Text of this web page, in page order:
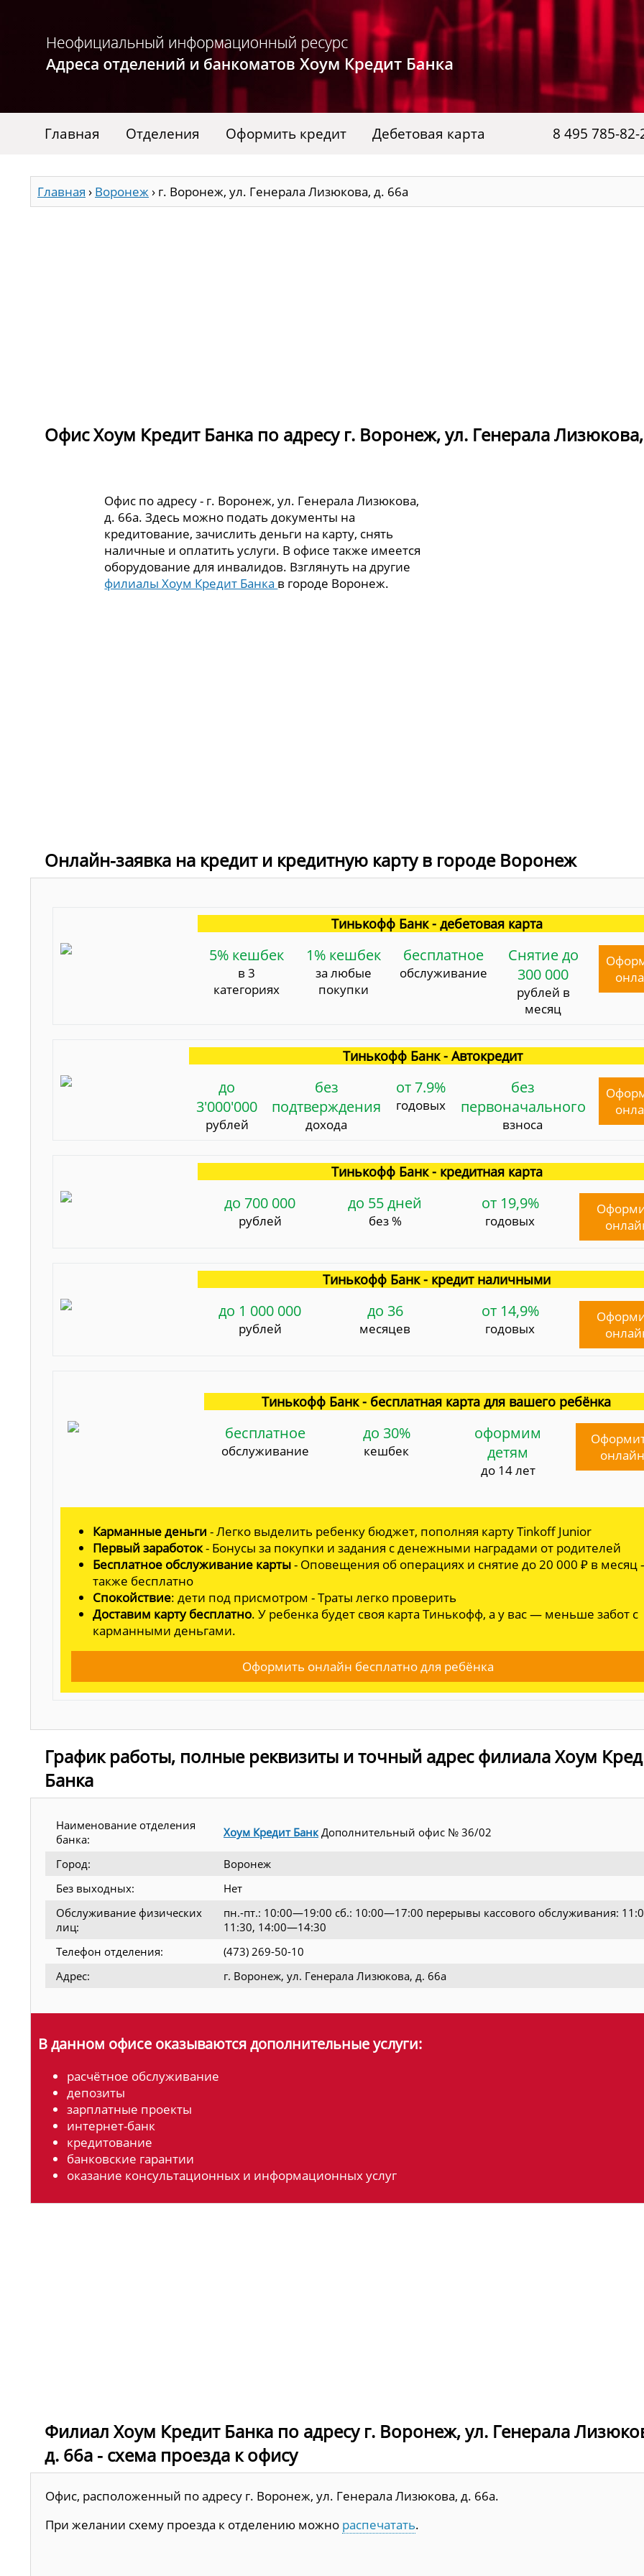
Главная Отделения Оформить кредит Дебетовая карта 8 495 785-82-
Главная › Воронеж› г. Воронеж, ул. Генерала Лизюкова, д. 66а
Офис Хоум Кредит Банка по адресу г. Воронеж, ул. Генерала
Офис по адресу - г. Воронеж, ул. Генерала Лизюкова,
д. 66а. Здесь можно подать документы на
кредитование, зачислить деньги на карту, снять
наличные и оплатить услуги. В офисе также имеется
оборудование для инвалидов. Взглянуть на другие
филиалы Хоум Кредит Банка в городе Воронеж.
Онлайн-заявка на кредит и кредитную карту в городе Воронеж
Тинькофф Банк - дебетовая карта
5% кешбек
в 3
категориях
1% кешбек
за любые
покупки
бесплатное
обслуживание
Снятие до
300 000
рублей в
месяц
Тинькофф Банк - Автокредит
до
3'000'000
рублей
без
подтверждения
дохода
от 7.9%
годовых
без
первоначального
взноса
Тинькофф Банк - кредитная карта
до 700 000
рублей
до 55 дней
без %
от 19,9%
годовых
Тинькофф Банк - кредит наличными
до 1 000 000
рублей
до 36
месяцев
от 14,9%
годовых
Тинькофф Банк - бесплатная карта для вашего ребёнка
бесплатное
обслуживание
до 30%
кешбек
оформим
детям
до 14 лет
онлайн
Карманные деньги - Легко выделить ребенку бюджет, пополняя карту Tinkoff Junior
Первый заработок- Бонусы за покупки и задания с денежными наградами от родителей
Бесплатное обслуживание карты- Оповещения об операциях и снятие до 20 000 ₽ в
также бесплатно
Спокойствие: дети под присмотром - Траты легко проверить
Доставим карту бесплатно. У ребенка будет своя карта Тинькофф, а у вас — меньше забот с
карманными деньгами.
Оформить онлайн бесплатно для ребёнка
График работы, полные реквизиты и точный адрес филиала Хоум
Банка
Наименование отделения
банка:
Хоум Кредит Банк Дополнительный офис № 36/02
Город:
Воронеж
Без выходных:
Нет
Обслуживание физических
лиц:
пн.-пт.: 10:00—19:00 сб.: 10:00—17:00 перерывы кассового обслуживания:
11:30, 14:00—14:30
Телефон отделения:
(473) 269-50-10
Адрес:
г. Воронеж, ул. Генерала Лизюкова, д. 66а
В данном офисе оказываются дополнительные услуги:
расчётное обслуживание
депозиты
зарплатные проекты
интернет-банк
кредитование
банковские гарантии
оказание консультационных и информационных услуг
Филиал Хоум Кредит Банка по адресу г. Воронеж, ул. Генерала
д. 66а - схема проезда к офису
Офис, расположенный по адресу г. Воронеж, ул. Генерала Лизюкова, д. 66а.
При желании схему проезда к отделению можно распечатать.